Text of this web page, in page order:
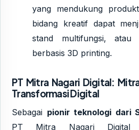
yang mendukung
bidang kreatif dapat
stand multifungsi, atau
berbasis 3D printing.
PT Mitra Nagari Digital:
Transformasi Digital
Sebagai pionir teknologi dari
PT Mitra Nagari Digital